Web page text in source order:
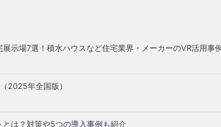
示場7選！積水ハウスなど住宅業界・メーカーのVR活用事
2025年全国版）
は？対策や5つの導入事例も紹介